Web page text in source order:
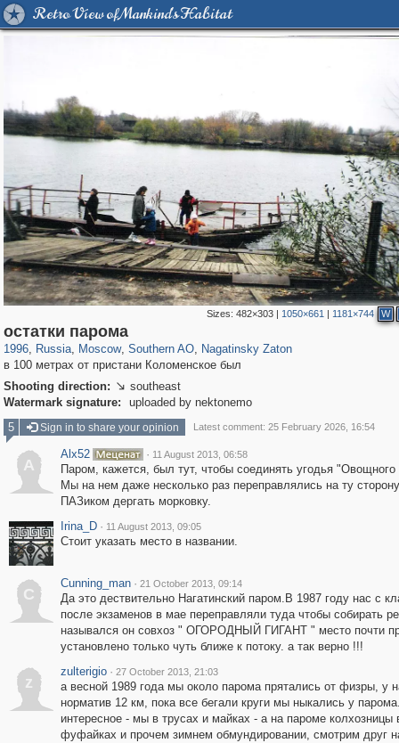
Retro View of Mankind's Habitat
Sizes:482×303 | 1050×661 | 1181×744 W
остатки парома
1996, Russia
1,406,839
, Moscow
319,861 8,286
, Southern AO
21,648
, Nagatinsky Zaton
в 100 метрах от пристани Коломенское был
Shooting direction:  southeast
Watermark signature:
uploaded by nektonemo
5
Sign in to share your opinion Latest comment: 25 February 2026, 16:54
A
Alx52 · 11 August 2013, 06:58
Паром, кажется, был тут, чтобы соединять угодья "Овощного
Мы на нем даже несколько раз переправлялись на ту
ПАЗиком дергать морковку.
Irina_D · 11 August 2013, 09:05
Стоит указать место в названии.
C
Cunning_man · 21 October 2013, 09:14
Да это дествительно Нагатинский паром.В 1987 году нас с
после экзаменов в мае переправляли туда чтобы собирать
назывался он совхоз " ОГОРОДНЫЙ ГИГАНТ " место почти
установлено только чуть ближе к потоку. а так верно !!!
z
zulterigio · 27 October 2013, 21:03
а весной 1989 года мы около парома прятались от физры, у
норматив 12 км, пока все бегали круги мы ныкались у
интересное - мы в трусах и майках - а на пароме колхозницы
фуфайках и прочем зимнем обмундировании, смотрим друг